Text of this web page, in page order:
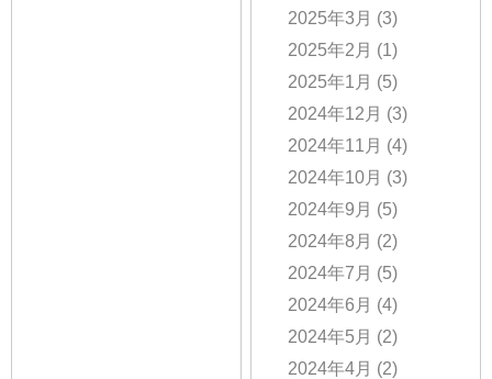
2025年3月 (3)
2025年2月 (1)
2025年1月 (5)
2024年12月 (3)
2024年11月 (4)
2024年10月 (3)
2024年9月 (5)
2024年8月 (2)
2024年7月 (5)
2024年6月 (4)
2024年5月 (2)
2024年4月 (2)